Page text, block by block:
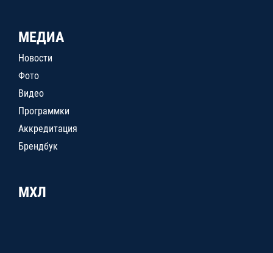
МЕДИА
Новости
Фото
Видео
Программки
Аккредитация
Брендбук
МХЛ